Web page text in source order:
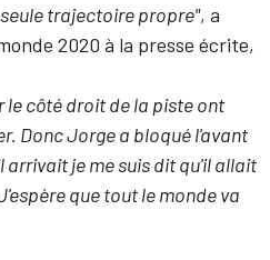
trajectoire propre", a
2020 à la presse écrite,
le côté droit de la piste ont
Donc Jorge a bloqué l'avant
arrivait je me suis dit qu'il allait
que tout le monde va